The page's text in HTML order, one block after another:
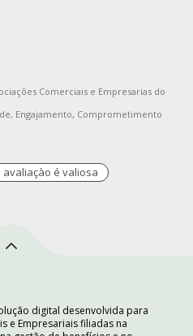
Comerciais e Empresarias do
Engajamento, Comprometimento
avaliaçào é valiosa
digital desenvolvida para
e Empresariais filiadas na